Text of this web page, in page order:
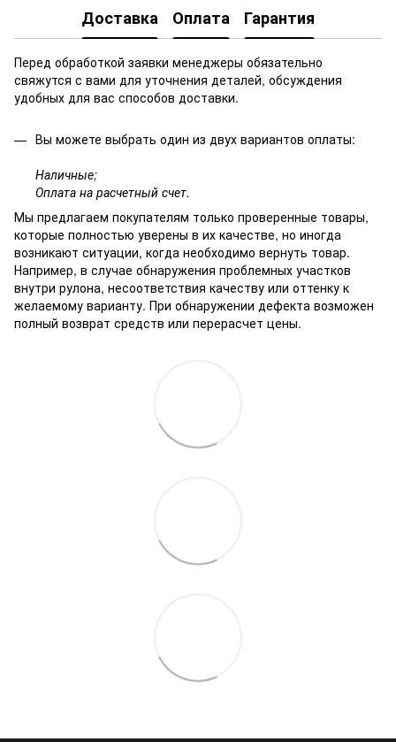
Доставка Оплата Гарантия
Перед обработкой заявки менеджеры обязательно
свяжутся с вами для уточнения деталей, обсуждения
удобных для вас способов доставки.
Вы можете выбрать один из двух вариантов оплаты:
Наличные;
Оплата на расчетный счет.
Мы предлагаем покупателям только проверенные товары,
которые полностью уверены в их качестве, но иногда
возникают ситуации, когда необходимо вернуть товар.
Например, в случае обнаружения проблемных участков
внутри рулона, несоответствия качеству или оттенку к
желаемому варианту. При обнаружении дефекта возможен
полный возврат средств или перерасчет цены.